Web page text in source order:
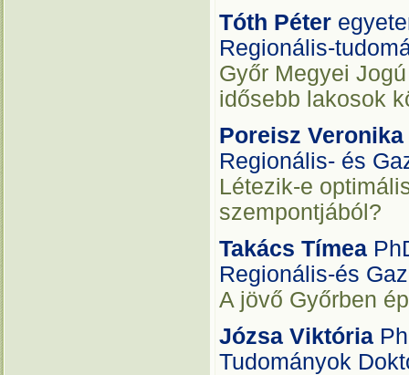
Tóth Péter
Regionális-
Győr Megyei
idősebb lakosok
Poreisz Veronika
Regionális- és
Létezik-e
szempontjából?
Takács Tímea
Regionális-és
A jövő Győrben
Józsa Viktória
Tudományok